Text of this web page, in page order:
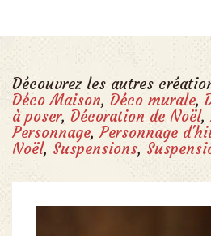
Découvrez les autres
Déco Maison, Déco murale,
à poser, Décoration de Noël,
Personnage,Personnage
Noël, Suspensions,